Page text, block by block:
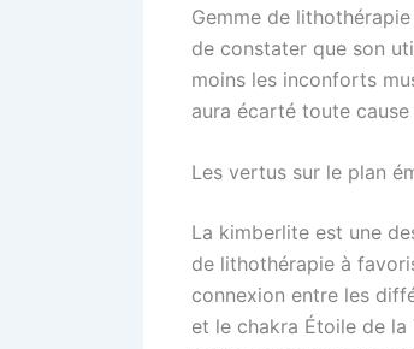
Gemme de
de constater que son
moins les inconforts
aura écarté toute
Les vertus sur le plan
La kimberlite est une
de lithothérapie à
connexion entre les
et le chakra Étoile de la